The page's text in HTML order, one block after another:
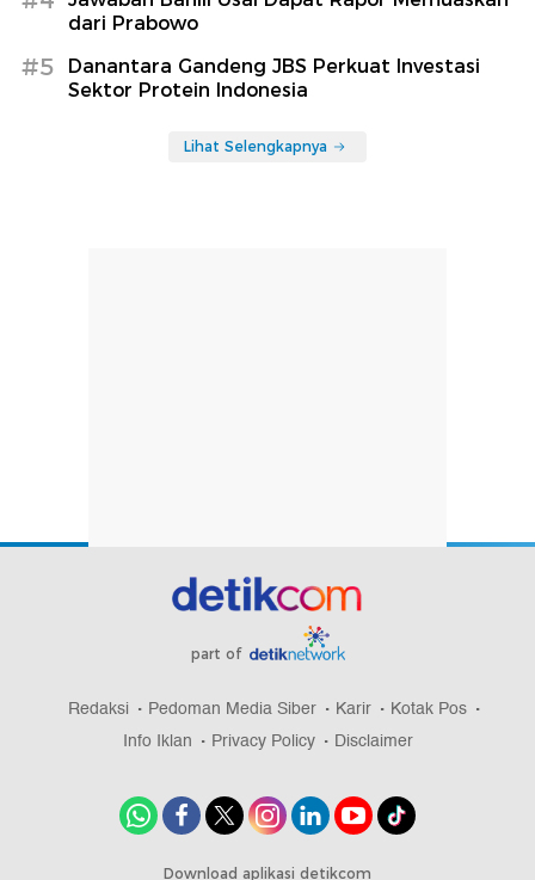
dari Prabowo
#5
Danantara Gandeng JBS Perkuat Investasi
Sektor Protein Indonesia
Lihat Selengkapnya
part of
Redaksi Pedoman Media Siber Karir
Kotak Pos
Info Iklan
Privacy Policy Disclaimer
Download aplikasi detikcom